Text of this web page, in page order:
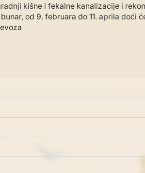
kišne i fekalne kanalizacije i
od 9. februara do 11. aprila doći